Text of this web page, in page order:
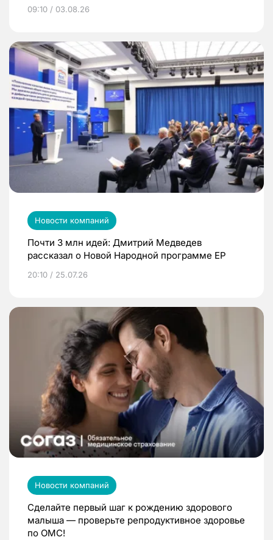
09:10 / 03.08.26
Новости компаний
Почти 3 млн идей: Дмитрий Медведев
рассказал о Новой Народной программе ЕР
20:10 / 25.07.26
Новости компаний
Сделайте первый шаг к рождению здорового
малыша — проверьте репродуктивное здоровье
по ОМС!